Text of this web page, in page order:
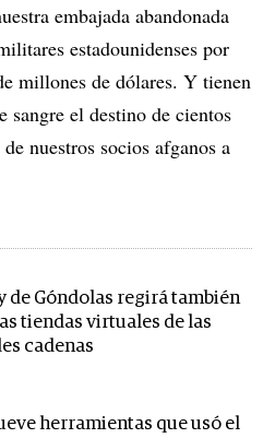
embajada abandonada
estadounidenses por
millones de dólares. Y tienen
sangre el destino de cientos
nuestros socios afganos a
de Góndolas regirá también
tiendas virtuales de las
cadenas
herramientas que usó el